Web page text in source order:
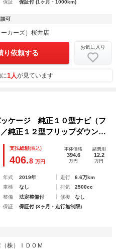
保証
保証付 (1ヶ月・1000km)
可
カーズ）桜井店
り依頼する
お気に入り
1人が見ています
ケージ 純正１０型ナビ（フ
純正１２型フリップダウンモ
ルーフ／レーダークルーズコ
ラ／電動リア／両側パワスラ
支払総額(税込)
406.8 万円
本体価格
394.6
万円
諸費用
12.2
万円
年式 2019年 走行
6.6万km
車検
なし 排気
2500cc
整備
法定整備付 修復
なし
保証
保証付 (3ヶ月・走行無制限)
株）ＩＤＯＭ